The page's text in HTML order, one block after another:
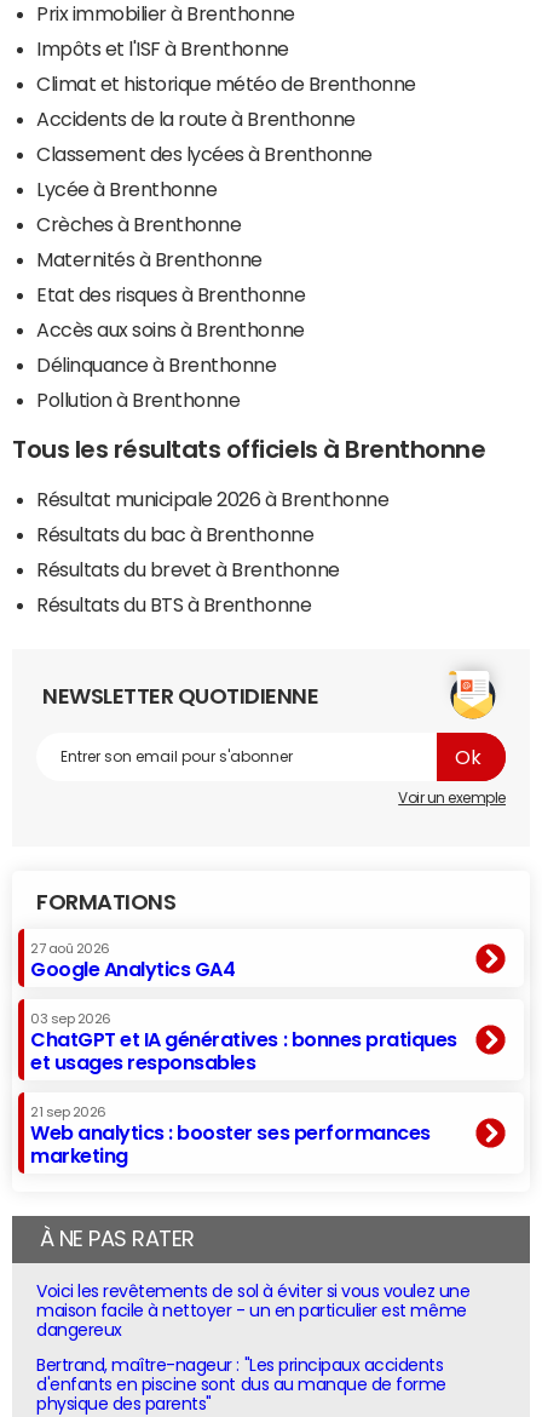
Prix immobilier à Brenthonne
Impôts et l'ISF à Brenthonne
Climat et historique météo de Brenthonne
Accidents de la route à Brenthonne
Classement des lycées à Brenthonne
Lycée à Brenthonne
Crèches à Brenthonne
Maternités à Brenthonne
Etat des risques à Brenthonne
Accès aux soins à Brenthonne
Délinquance à Brenthonne
Pollution à Brenthonne
Tous les résultats officiels à Brenthonne
Résultat municipale 2026 à Brenthonne
Résultats du bac à Brenthonne
Résultats du brevet à Brenthonne
Résultats du BTS à Brenthonne
NEWSLETTER QUOTIDIENNE
Voir un exemple
FORMATIONS
27 aoû 2026
Google Analytics GA4
03 sep 2026
ChatGPT et IA génératives : bonnes pratiques
et usages responsables
21 sep 2026
Web analytics : booster ses performances
marketing
À NE PAS RATER
Voici les revêtements de sol à éviter si vous voulez une
maison facile à nettoyer - un en particulier est même
dangereux
Bertrand, maître-nageur : "Les principaux accidents
d'enfants en piscine sont dus au manque de forme
physique des parents"